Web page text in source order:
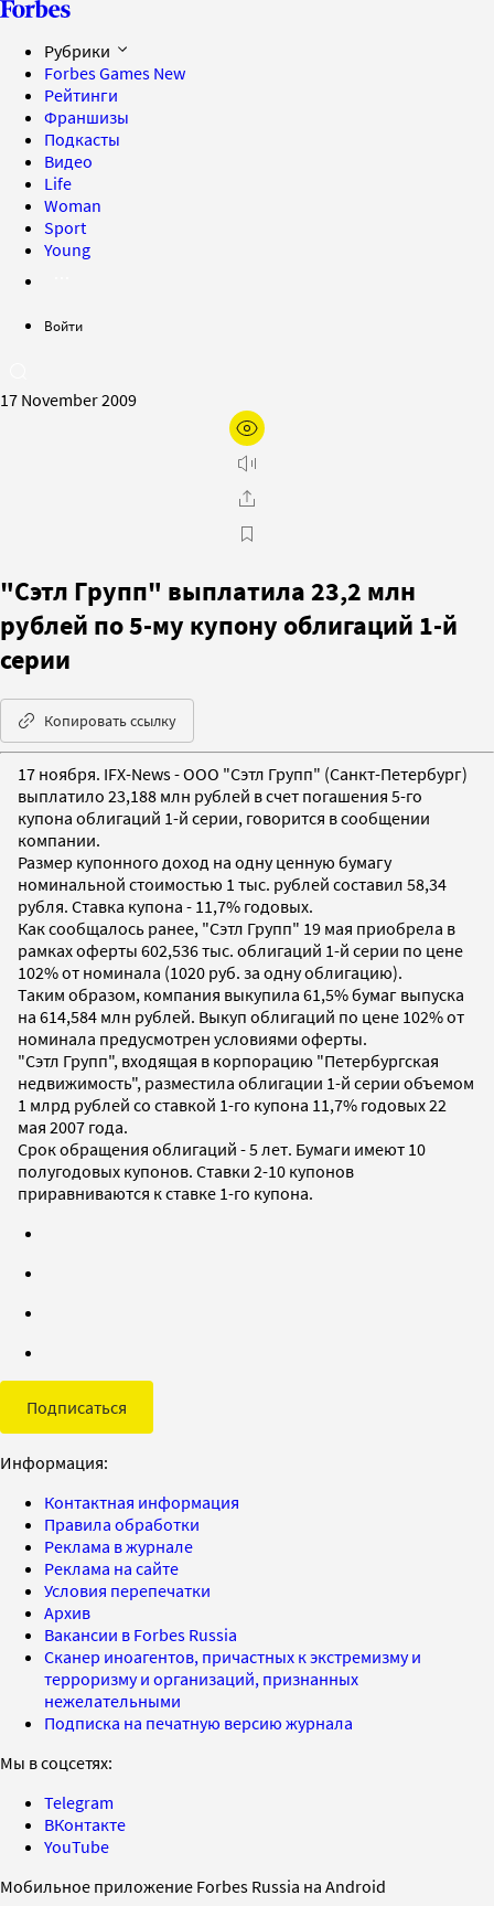
Рубрики
Forbes Games New
Рейтинги
Франшизы
Подкасты
Видео
Life
Woman
Sport
Young
Войти
17 November 2009
"Сэтл Групп" выплатила 23,2 млн
рублей по 5-му купону облигаций 1-й
серии
Копировать ссылку
17 ноября. IFX-News - ООО "Сэтл Групп" (Санкт-Петербург)
выплатило 23,188 млн рублей в счет погашения 5-го
купона облигаций 1-й серии, говорится в сообщении
компании.
Размер купонного доход на одну ценную бумагу
номинальной стоимостью 1 тыс. рублей составил 58,34
рубля. Ставка купона - 11,7% годовых.
Как сообщалось ранее, "Сэтл Групп" 19 мая приобрела в
рамках оферты 602,536 тыс. облигаций 1-й серии по цене
102% от номинала (1020 руб. за одну облигацию).
Таким образом, компания выкупила 61,5% бумаг выпуска
на 614,584 млн рублей. Выкуп облигаций по цене 102% от
номинала предусмотрен условиями оферты.
"Сэтл Групп", входящая в корпорацию "Петербургская
недвижимость", разместила облигации 1-й серии объемом
1 млрд рублей со ставкой 1-го купона 11,7% годовых 22
мая 2007 года.
Срок обращения облигаций - 5 лет. Бумаги имеют 10
полугодовых купонов. Ставки 2-10 купонов
приравниваются к ставке 1-го купона.
Подписаться
Информация:
Контактная информация
Правила обработки
Реклама в журнале
Реклама на сайте
Условия перепечатки
Архив
Вакансии в Forbes Russia
Сканер иноагентов, причастных к экстремизму и
терроризму и организаций, признанных
нежелательными
Подписка на печатную версию журнала
Мы в соцсетях:
Telegram
ВКонтакте
YouTube
Мобильное приложение Forbes Russia на Android